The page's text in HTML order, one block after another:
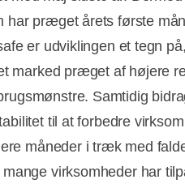
har præget årets første
er udviklingen et tegn
marked præget af højere
Samtidig
til at forbedre
måneder i træk med
virksomheder har